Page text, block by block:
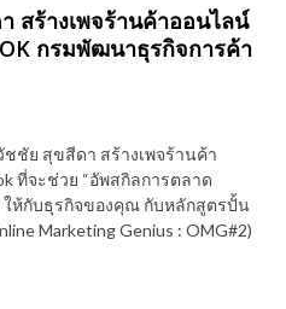
สร้างเพจร้านค้าออนไลน์
กรมพัฒนาธุรกิจการค้า
ชัย สุขสีดา สร้างเพจร้านค้า
ที่จะช่วย “อัพสกิลการตลาด
ให้กับธุรกิจของคุณ กับหลักสูตรปั้น
Marketing Genius : OMG#2)